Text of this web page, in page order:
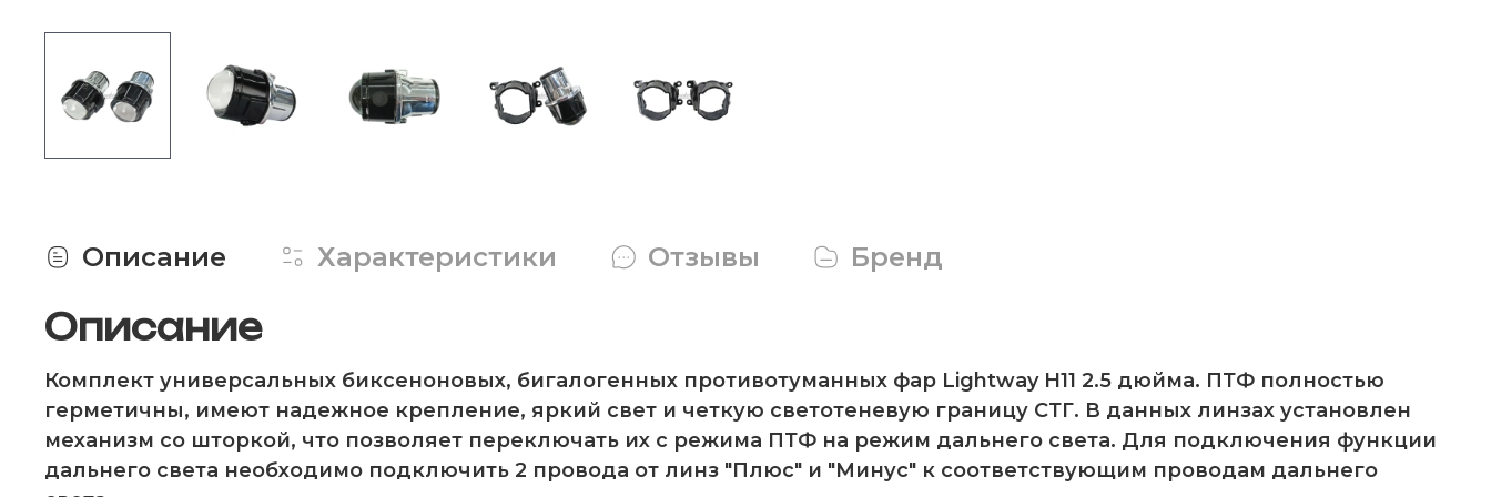
Описание Характеристики Отзывы Бренд
Описание
Комплект универсальных биксеноновых, бигалогенных противотуманных фар Lightway H11 2.5 дюйма. ПТФ полностью
герметичны, имеют надежное крепление, яркий свет и четкую светотеневую границу СТГ. В данных линзах установлен
механизм со шторкой, что позволяет переключать их с режима ПТФ на режим дальнего света. Для подключения функции
дальнего света необходимо подключить 2 провода от линз "Плюс" и "Минус" к соответствующим проводам дальнего